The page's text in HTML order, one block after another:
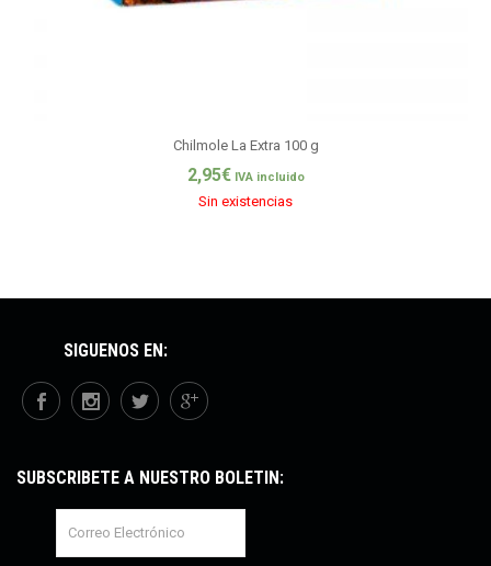
Chilmole La Extra 100 g
2,95€ IVA incluido
Sin existencias
SÍGUENOS EN:
SUBSCRÍBETE A NUESTRO BOLETÍN: